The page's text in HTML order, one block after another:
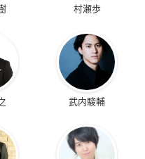
村瀬歩
武内駿輔